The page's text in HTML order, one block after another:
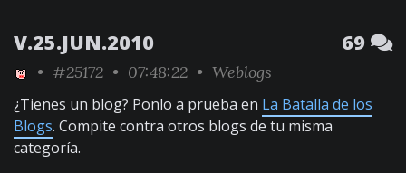
V.25.JUN.2010 69
• #25172 • 07:48:22 • Weblogs
¿Tienes un blog? Ponlo a prueba en La Batalla de los
Blogs. Compite contra otros blogs de tu misma
categoría.